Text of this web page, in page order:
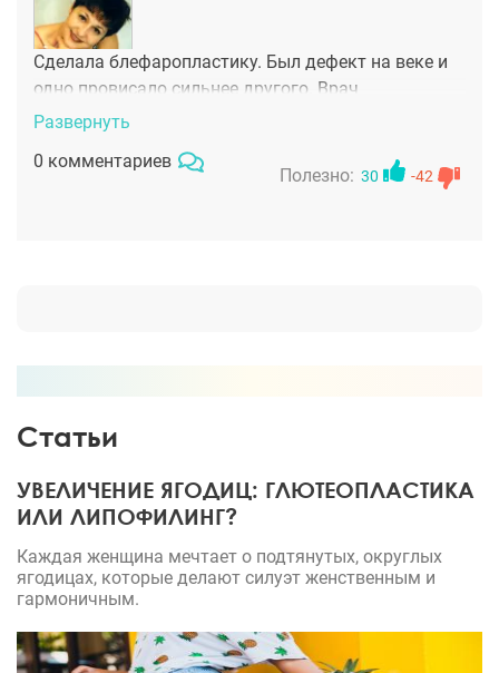
Сделала блефаропластику. Был дефект на веке и
одно провисало сильнее другого. Врач
замечательная, ее отношение к пациентам не зря
молодой ясный взгляд.
Развернуть
0 комментариев
Полезно: 30 -42
Статьи
УВЕЛИЧЕНИЕ ЯГОДИЦ: ГЛЮТЕОПЛАСТИКА
ИЛИ ЛИПОФИЛИНГ?
Каждая женщина мечтает о подтянутых, округлых
ягодицах, которые делают силуэт женственным и
гармоничным.